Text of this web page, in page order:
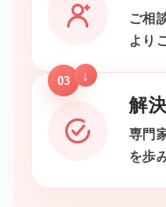
ご相
より
03
解
専門
を歩